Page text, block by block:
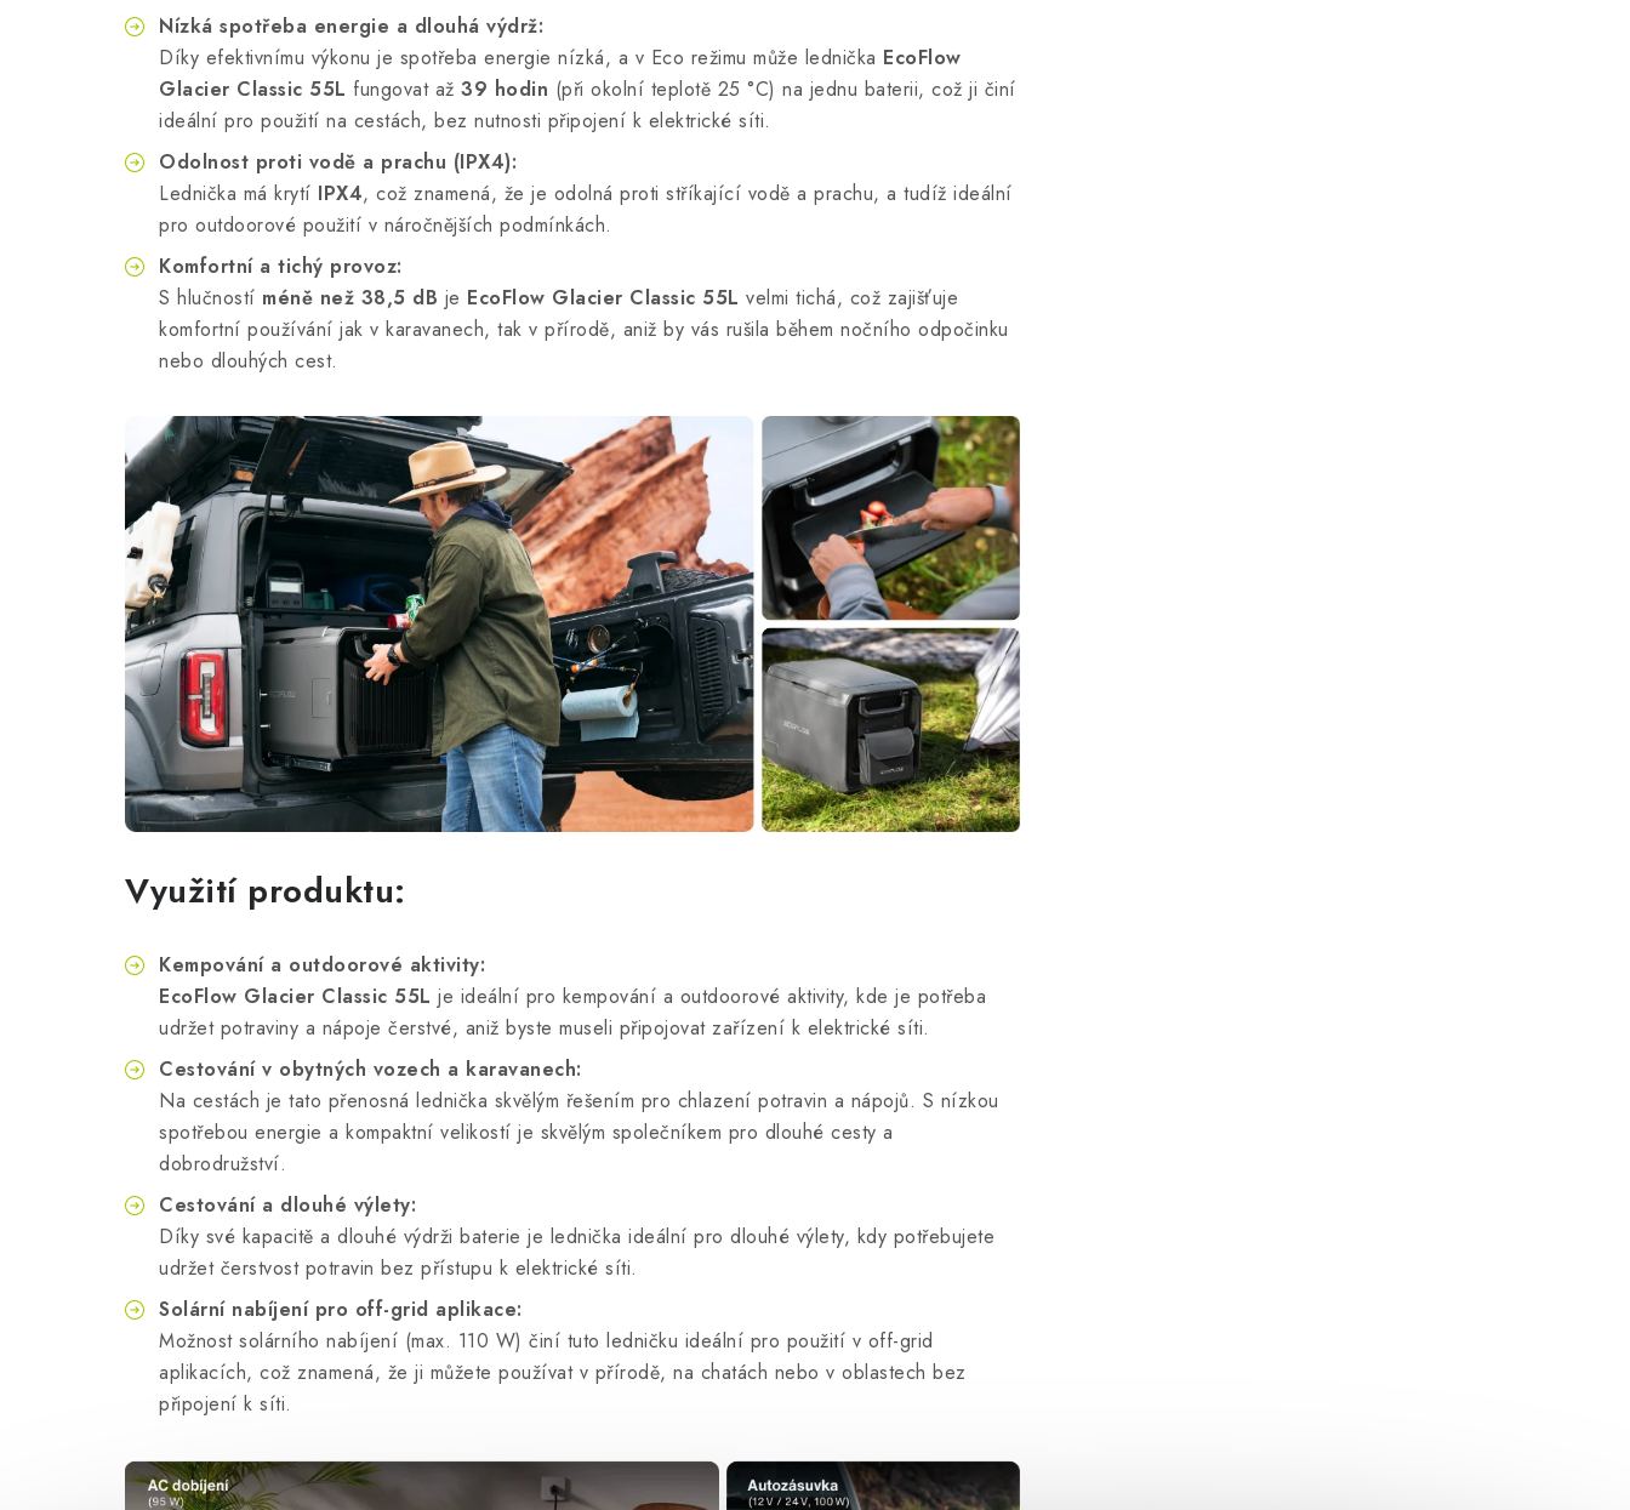
Nízká spotřeba energie a dlouhá výdrž:
Díky efektivnímu výkonu je spotřeba energie nízká, a v Eco režimu může lednička EcoFlow
Glacier Classic 55L fungovat až 39 hodin (při okolní teplotě 25 °C) na jednu baterii, což ji činí
ideální pro použití na cestách, bez nutnosti připojení k elektrické síti.
Odolnost proti vodě a prachu (IPX4):
Lednička má krytí IPX4, což znamená, že je odolná proti stříkající vodě a prachu, a tudíž ideální
pro outdoorové použití v náročnějších podmínkách.
Komfortní a tichý provoz:
S hlučností méně než 38,5 dB je EcoFlow Glacier Classic 55L velmi tichá, což zajišťuje
komfortní používání jak v karavanech, tak v přírodě, aniž by vás rušila během nočního odpočinku
nebo dlouhých cest.
Využití produktu:
Kempování a outdoorové aktivity:
EcoFlow Glacier Classic 55L je ideální pro kempování a outdoorové aktivity, kde je potřeba
udržet potraviny a nápoje čerstvé, aniž byste museli připojovat zařízení k elektrické síti.
Cestování v obytných vozech a karavanech:
Na cestách je tato přenosná lednička skvělým řešením pro chlazení potravin a nápojů. S nízkou
spotřebou energie a kompaktní velikostí je skvělým společníkem pro dlouhé cesty a
dobrodružství.
Cestování a dlouhé výlety:
Díky své kapacitě a dlouhé výdrži baterie je lednička ideální pro dlouhé výlety, kdy potřebujete
udržet čerstvost potravin bez přístupu k elektrické síti.
Solární nabíjení pro off-grid aplikace:
Možnost solárního nabíjení (max. 110 W) činí tuto ledničku ideální pro použití v off-grid
aplikacích, což znamená, že ji můžete používat v přírodě, na chatách nebo v oblastech bez
připojení k síti.